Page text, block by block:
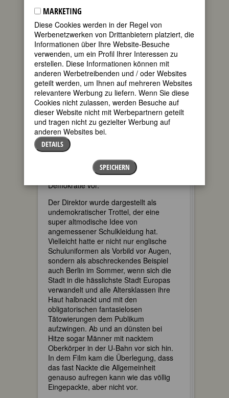
wolle. Am Ende schaltete sich die
Hauptperson, die Nonne Schwester
Hanna ein, ein echter Feger, die sich
bemühte, dem Direktor den
Schulverweis auszureden – sonst würde
die Zukunft des Mädchens zerstört. Das
gelang allerdings erst, als ihr die geniale
Idee kam, die drei Kopftuchträgerinnen
als Unterstützerinnen anzuwerben. „Ihr
könnt tragen, was ihr wollt und Ina kann
tragen, was sie will.“ Das machten die
Drei tatsächlich und alles wurde wieder
gut. Der Direktor nahm den
Rausschmiss zurück. Offen blieb, ob Ina
sich demnächst bekleideter zeigen
So stellen sich sich die Autoren offenbar
Demokratie vor.
Der Direktor wurde dargestellt als
undemokratischer Trottel, der eine
super altmodische Idee von
angemessener Schulkleidung hat.
Vielleicht hatte er nicht nur englische
Schuluniformen als Vorbild vor Augen,
sondern als abschreckendes Beispiel
auch Berlin im Sommer, wenn sich die
Stadt in die hässlichste Stadt Europas
verwandelt und alle Altersklassen ihre
Haut halbnackt und mit den
obligatorischen fantasielosen
Tätowierungen dem Publikum
aufzwingen. Ab und an dünsten bei
Hitze sogar Männer mit nacktem
Oberkörper in der U-Bahn vor sich hin.
In dem Film kam die Überlegung, dass
das fast Nackte die Allgemeinheit
genauso aufregen kann wie das völlig
Eingepackte, aber nicht vor.
MARKETING
Diese Cookies werden in der Regel von
Werbenetzwerken von Drittanbietern platziert, die
Informationen über Ihre Website-Besuche
verwenden, um ein Profil Ihrer Interessen zu
erstellen. Diese Informationen können mit
anderen Werbetreibenden und / oder Websites
geteilt werden, um Ihnen auf mehreren Websites
relevantere Werbung zu liefern. Wenn Sie diese
Cookies nicht zulassen, werden Besuche auf
dieser Website nicht mit Werbepartnern geteilt
und tragen nicht zu gezielter Werbung auf
anderen Websites bei.
DETAILS
SPEICHERN